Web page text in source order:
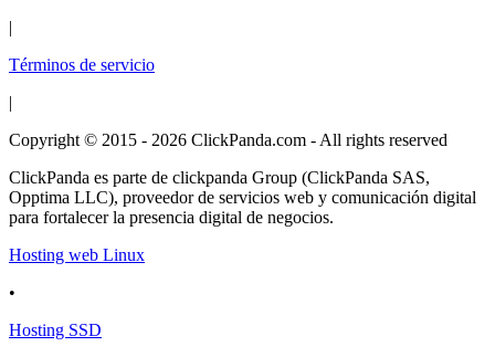
|
Términos de servicio
|
Copyright © 2015 - 2026 ClickPanda.com - All rights reserved
ClickPanda es parte de clickpanda Group (ClickPanda SAS,
Opptima LLC), proveedor de servicios web y comunicación digital
para fortalecer la presencia digital de negocios.
Hosting web Linux
•
Hosting SSD